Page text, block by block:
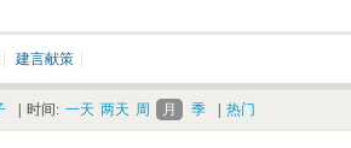
建言献策
时间: 一天 两天 周 月 季 热门